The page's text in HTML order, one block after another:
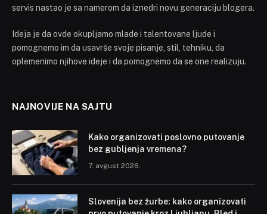
servis nastao je sa namerom da iznedri novu generaciju blogera.
Ideja je da ovde okupljamo mlade i talentovane ljude i
pomognemo im da usavrše svoje pisanje, stil, tehniku, da
oplemenimo njihove ideje i da pomognemo da se one realizuju.
NAJNOVIJE NA SAJTU
Kako organizovati poslovno putovanje
bez gubljenja vremena?
7. avgust 2026.
Slovenija bez žurbe: kako organizovati